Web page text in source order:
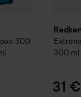
300
300 ml
31 €